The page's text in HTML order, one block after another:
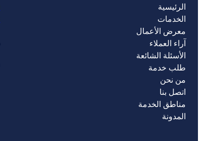
الرئيسية
الخدمات
معرض الأعمال
آراء العملاء
الأسئلة الشائعة
طلب خدمة
من نحن
اتصل بنا
مناطق الخدمة
المدونة